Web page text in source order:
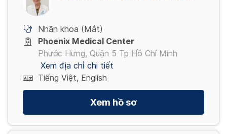
Nhãn khoa (Mắt)
Phoenix Medical Center
Phước Hưng, Quận 5 Tp Hồ Chí Minh
Xem địa chỉ chi tiết
Tiếng Việt, English
Xem hồ sơ